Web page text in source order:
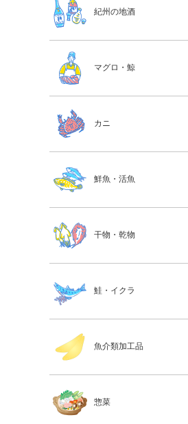
紀州の地酒
マグロ・鯨
カニ
鮮魚・活魚
干物・乾物
鮭・イクラ
魚介類加工品
惣菜